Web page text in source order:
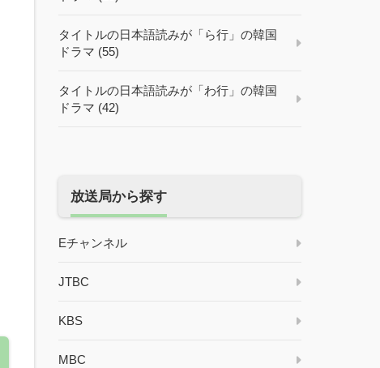
タイトルの日本語読みが「ら行」の韓国
ドラマ (55)
タイトルの日本語読みが「わ行」の韓国
ドラマ (42)
放送局から探す
Eチャンネル
JTBC
KBS
MBC